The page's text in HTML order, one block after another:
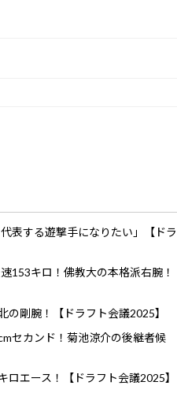
表する遊撃手になりたい」【ドラ
153キロ！佛教大の本格派右腕！
の剛腕！【ドラフト会議2025】
セカンド！菊池涼介の後継者候
エース！【ドラフト会議2025】